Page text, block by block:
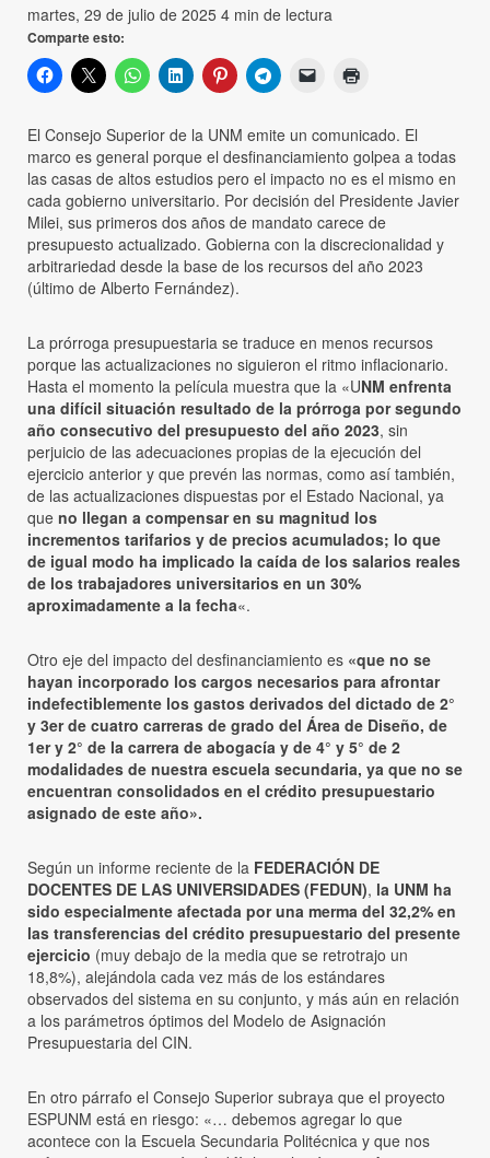
martes, 29 de julio de 2025 4 min de lectura
Comparte esto:
El Consejo Superior de la UNM emite un comunicado. El
marco es general porque el desfinanciamiento golpea a todas
las casas de altos estudios pero el impacto no es el mismo en
cada gobierno universitario. Por decisión del Presidente Javier
Milei, sus primeros dos años de mandato carece de
presupuesto actualizado. Gobierna con la discrecionalidad y
arbitrariedad desde la base de los recursos del año 2023
(último de Alberto Fernández).
La prórroga presupuestaria se traduce en menos recursos
porque las actualizaciones no siguieron el ritmo inflacionario.
Hasta el momento la película muestra que la «UNM enfrenta
una difícil situación resultado de la prórroga por segundo
año consecutivo del presupuesto del año 2023, sin
perjuicio de las adecuaciones propias de la ejecución del
ejercicio anterior y que prevén las normas, como así también,
de las actualizaciones dispuestas por el Estado Nacional, ya
que no llegan a compensar en su magnitud los
incrementos tarifarios y de precios acumulados; lo que
de igual modo ha implicado la caída de los salarios reales
de los trabajadores universitarios en un 30%
aproximadamente a la fecha«.
Otro eje del impacto del desfinanciamiento es «que no se
hayan incorporado los cargos necesarios para afrontar
indefectiblemente los gastos derivados del dictado de 2°
y 3er de cuatro carreras de grado del Área de Diseño, de
1er y 2° de la carrera de abogacía y de 4° y 5° de 2
modalidades de nuestra escuela secundaria, ya que no se
encuentran consolidados en el crédito presupuestario
asignado de este año».
Según un informe reciente de la FEDERACIÓN DE
DOCENTES DE LAS UNIVERSIDADES (FEDUN), la UNM ha
sido especialmente afectada por una merma del 32,2% en
las transferencias del crédito presupuestario del presente
ejercicio (muy debajo de la media que se retrotrajo un
18,8%), alejándola cada vez más de los estándares
observados del sistema en su conjunto, y más aún en relación
a los parámetros óptimos del Modelo de Asignación
Presupuestaria del CIN.
En otro párrafo el Consejo Superior subraya que el proyecto
ESPUNM está en riesgo: «… debemos agregar lo que
acontece con la Escuela Secundaria Politécnica y que nos